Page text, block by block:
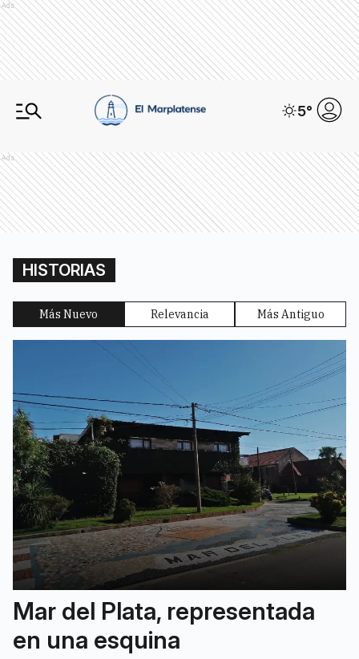
Ads
5°
Ads
HISTORIAS
Más Nuevo Relevancia Más Antiguo
Mar del Plata, representada
en una esquina